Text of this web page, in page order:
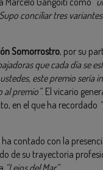
conciliar tres
Somorrostro, por su
que cada día se
este premio sería
al premio”. El vicario
en el que ha recordado
contado con la
de su trayectoria
“Lejos del Mar”.